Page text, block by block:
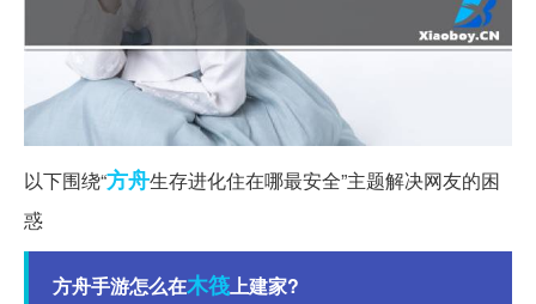
以下围绕“方舟生存进化住在哪最安全”主题解决网友的困
惑
方舟手游怎么在木筏上建家?